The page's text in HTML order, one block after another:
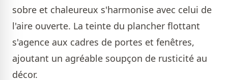
sobre et chaleureux s'harmonise avec celui de
l'aire ouverte. La teinte du plancher flottant
s'agence aux cadres de portes et fenêtres,
ajoutant un agréable soupçon de rusticité au
décor.